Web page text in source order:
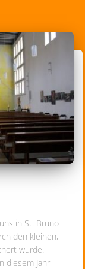
in St. Bruno
den kleinen,
wurde.
diesem Jahr